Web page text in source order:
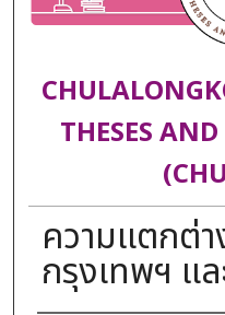
THESES
ความแตกต่า
กรุงเทพฯ แ